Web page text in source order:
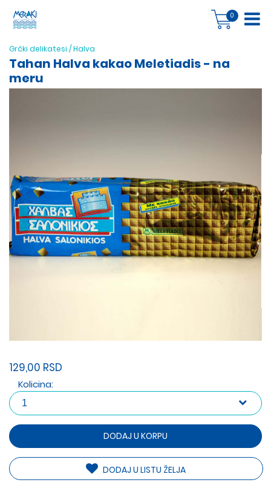
0
Grčki delikatesi /Halva
Tahan Halva kakao Meletiadis - na
meru
129,00 RSD
Kolicina:
DODAJ U KORPU
DODAJ U LISTU ŽELJA